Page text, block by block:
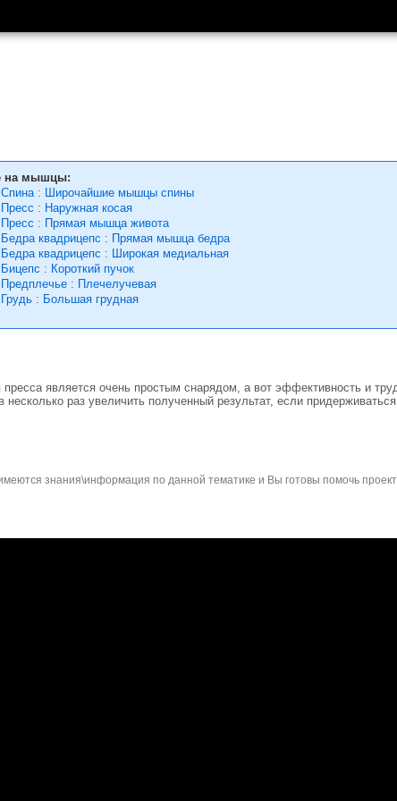
на мышцы:
Спина: Широчайшие мышцы спины
Пресс : Наружная косая
Пресс : Прямая мышца живота
Бедра квадрицепс : Прямая мышца бедра
Бедра квадрицепс : Широкая медиальная
Бицепс : Короткий пучок
Предплечье : Плечелучевая
Грудь : Большая грудная
является очень простым снарядом, а вот эффективность и
раз увеличить полученный результат, если
знания\информация по данной тематике и Вы готовы помочь